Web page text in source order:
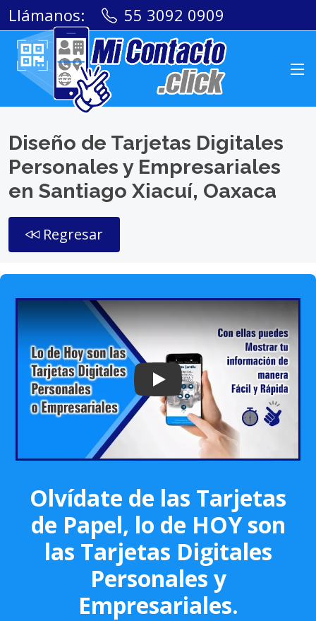
Llámanos: 55 3092 0909
Diseño de Tarjetas Digitales
Personales y Empresariales
en Santiago Xiacuí, Oaxaca
Regresar
Play: Keynote (Google I/O '18)
Olvídate de las Tarjetas
de Papel, lo de HOY son
las Tarjetas Digitales
Personales y
Empresariales.